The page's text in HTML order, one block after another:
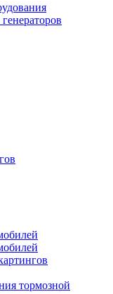
тормозной